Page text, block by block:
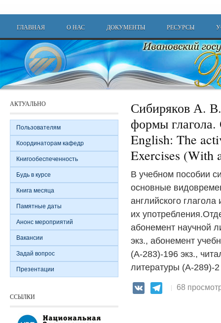
Main menu
ГЛАВНАЯ О НАС ДОКУМЕНТЫ РЕСУРСЫ
Сибиряков А.
формы
English: The
Exercises (With
В учебном пособии
основные
английского
их
абонемент научной
экз., абонемент
(А-283)-196 экз.,
литературы (А-289)-2
VK Telegram
68
АКТУАЛЬНО
Пользователям
Координаторам кафедр
Книгообеспеченность
Будь в курсе
Книга месяца
Памятные даты
Анонс мероприятий
Вакансии
Задай вопрос
Презентации
ССЫЛКИ